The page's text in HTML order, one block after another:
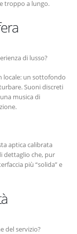
troppo a lungo.
di lusso?
locale: un sottofondo
Suoni discreti
musica di
aptica calibrata
dettaglio che, pur
più “solida” e
del servizio?